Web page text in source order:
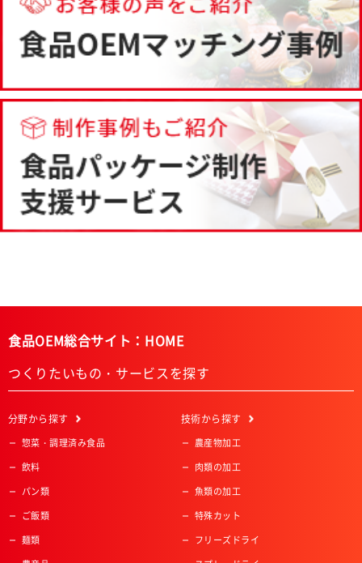
食品OEM総合サイト：HOME
つくりたいもの・サービスを探す
分野から探す
惣菜・調理済み食品
飲料
パン類
ご飯類
麺類
技術から探す
農産物加工
肉類の加工
魚類の加工
特殊カット
フリーズドライ